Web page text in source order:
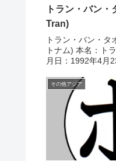
トラン・バン
Tran)
トラン・バン・
トナム) 本名：ト
月日：1992年4月
ル】IBA世界バン
バルバンタム級王
その他アジア